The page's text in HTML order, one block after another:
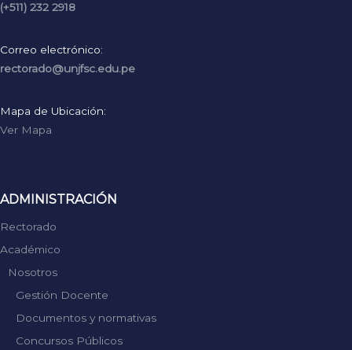
(+511) 232 2918
Correo electrónico:
rectorado@unjfsc.edu.pe
Mapa de Ubicación:
Ver Mapa
ADMINISTRACIÓN
Rectorado
Académico
Nosotros
Gestión Docente
Documentos y normativas
Concursos Públicos